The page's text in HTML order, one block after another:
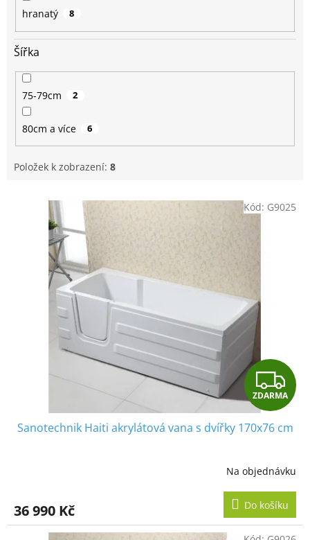
hranatý 8
Šířka
75-79cm 2
80cm a více 6
Položek k zobrazení: 8
Z
D
A
R
M
A
ZDARMA
Sanotechnik Haiti akrylátová vana s dvířky 170x76 cm
Na objednávku
36 990 Kč Do košíku
Kód: G9025